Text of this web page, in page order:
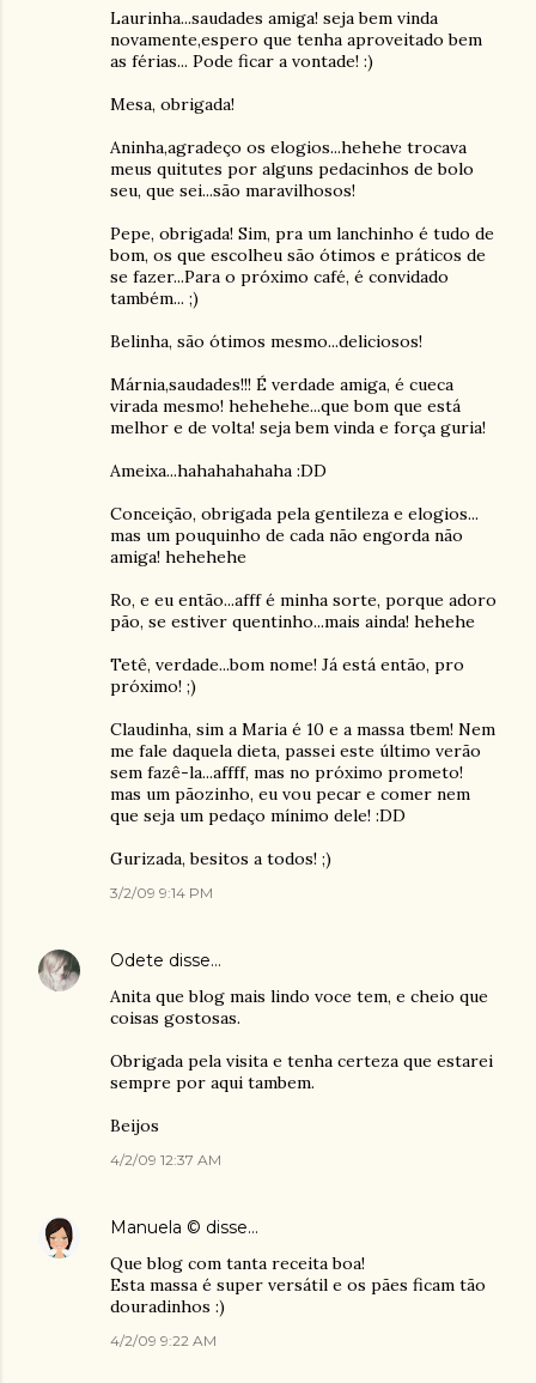
Laurinha...saudades amiga! seja bem vinda
novamente,espero que tenha aproveitado bem
as férias... Pode ficar a vontade! :)
Mesa, obrigada!
Aninha,agradeço os elogios...hehehe trocava
meus quitutes por alguns pedacinhos de bolo
seu, que sei...são maravilhosos!
Pepe, obrigada! Sim, pra um lanchinho é tudo de
bom, os que escolheu são ótimos e práticos de
se fazer...Para o próximo café, é convidado
também... ;)
Belinha, são ótimos mesmo...deliciosos!
Márnia,saudades!!! É verdade amiga, é cueca
virada mesmo! hehehehe...que bom que está
melhor e de volta! seja bem vinda e força guria!
Ameixa...hahahahahaha :DD
Conceição, obrigada pela gentileza e elogios...
mas um pouquinho de cada não engorda não
amiga! hehehehe
Ro, e eu então...afff é minha sorte, porque adoro
pão, se estiver quentinho...mais ainda! hehehe
Tetê, verdade...bom nome! Já está então, pro
próximo! ;)
Claudinha, sim a Maria é 10 e a massa tbem! Nem
me fale daquela dieta, passei este último verão
sem fazê-la...affff, mas no próximo prometo!
mas um pãozinho, eu vou pecar e comer nem
que seja um pedaço mínimo dele! :DD
Gurizada, besitos a todos! ;)
3/2/09 9:14 PM
Odete disse…
Anita que blog mais lindo voce tem, e cheio que
coisas gostosas.
Obrigada pela visita e tenha certeza que estarei
sempre por aqui tambem.
Beijos
4/2/09 12:37 AM
Manuela © disse…
Que blog com tanta receita boa!
Esta massa é super versátil e os pães ficam tão
douradinhos :)
4/2/09 9:22 AM